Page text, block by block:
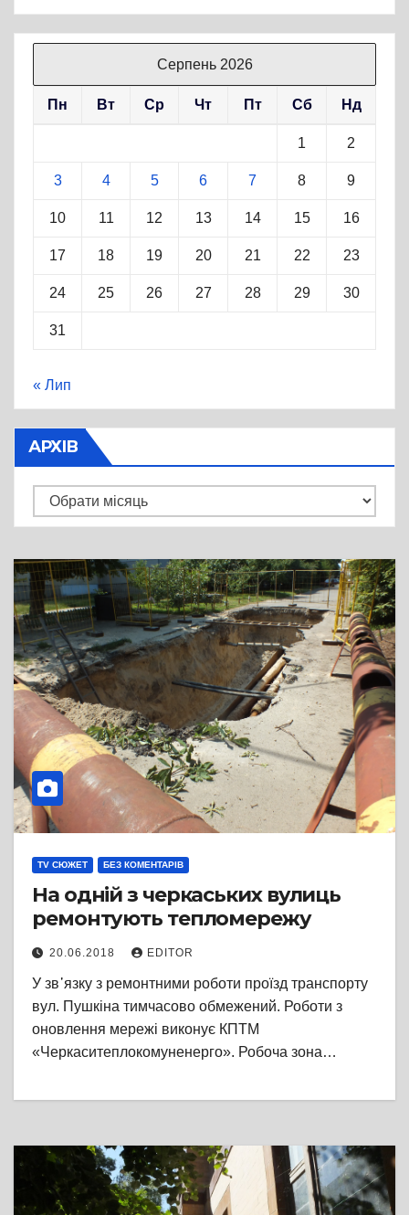
Серпень 2026
Пн Вт Ср Чт Пт Сб Нд
1 2
3 4 5 6 7 8 9
10 11 12 13 14 15 16
17 18 19 20 21 22 23
24 25 26 27 28 29 30
31
« Лип
АРХІВ
Архів
TV СЮЖЕТ БЕЗ КОМЕНТАРІВ
На одній з черкаських вулиць
ремонтують тепломережу
20.06.2018 EDITOR
У зв᾽язку з ремонтними роботи проїзд транспорту
вул. Пушкіна тимчасово обмежений. Роботи з
оновлення мережі виконує КПТМ
«Черкаситеплокомуненерго». Робоча зона…